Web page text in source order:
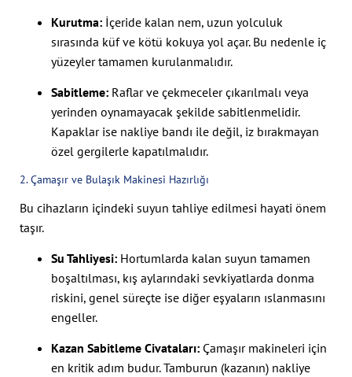
Kurutma: İçeride kalan nem, uzun yolculuk
sırasında küf ve kötü kokuya yol açar. Bu nedenle iç
yüzeyler tamamen kurulanmalıdır.
Sabitleme: Raflar ve çekmeceler çıkarılmalı veya
yerinden oynamayacak şekilde sabitlenmelidir.
Kapaklar ise nakliye bandı ile değil, iz bırakmayan
özel gergilerle kapatılmalıdır.
2. Çamaşır ve Bulaşık Makinesi Hazırlığı
Bu cihazların içindeki suyun tahliye edilmesi hayati önem
taşır.
Su Tahliyesi: Hortumlarda kalan suyun tamamen
boşaltılması, kış aylarındaki sevkiyatlarda donma
riskini, genel süreçte ise diğer eşyaların ıslanmasını
engeller.
Kazan Sabitleme Civataları: Çamaşır makineleri için
en kritik adım budur. Tamburun (kazanın) nakliye